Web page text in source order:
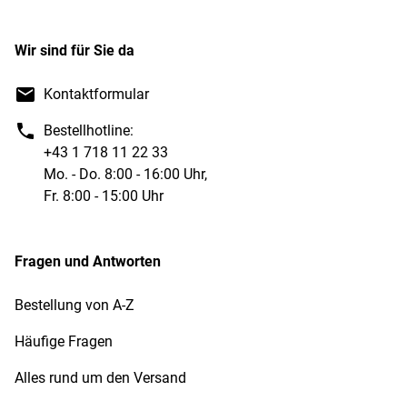
Wir sind für Sie da
Kontaktformular
Bestellhotline:
+43 1 718 11 22 33
Mo. - Do. 8:00 - 16:00 Uhr,
Fr. 8:00 - 15:00 Uhr
Fragen und Antworten
Bestellung von A-Z
Häufige Fragen
Alles rund um den Versand